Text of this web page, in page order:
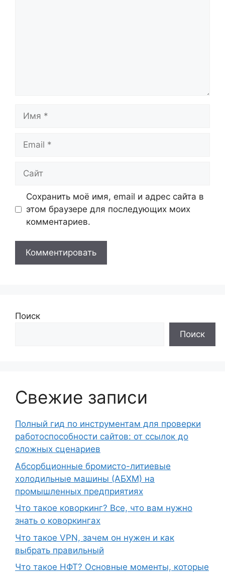
Сохранить моё имя, email и адрес сайта в
этом браузере для последующих моих
комментариев.
Поиск
Поиск
Свежие записи
Полный гид по инструментам для проверки
работоспособности сайтов: от ссылок до
сложных сценариев
Абсорбционные бромисто-литиевые
холодильные машины (АБХМ) на
промышленных предприятиях
Что такое коворкинг? Все, что вам нужно
знать о коворкингах
Что такое VPN, зачем он нужен и как
выбрать правильный
Что такое НФТ? Основные моменты, которые